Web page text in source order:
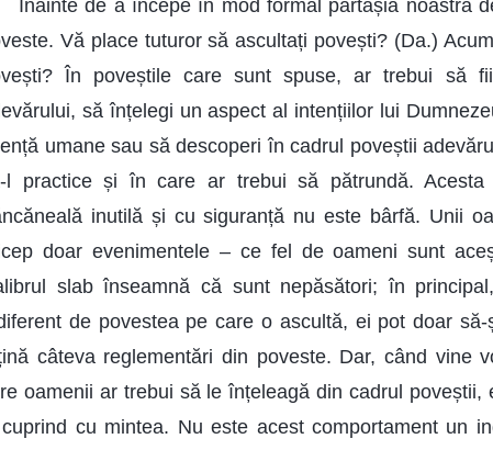
Înainte de a începe în mod formal părtășia noastră
Vă place tuturor să ascultați povești? (Da.)
În poveștile care sunt spuse, ar trebui să
să înțelegi un aspect al intențiilor lui
umane sau să descoperi în cadrul poveștii
l practice și în care ar trebui să pătrundă.
inutilă și cu siguranță nu este bârfă. Unii
doar evenimentele – ce fel de oameni sunt
slab înseamnă că sunt nepăsători; în
de povestea pe care o ascultă, ei pot doar
câteva reglementări din poveste. Dar, când vine
oamenii ar trebui să le înțeleagă din cadrul
cuprind cu mintea. Nu este acest comportament un